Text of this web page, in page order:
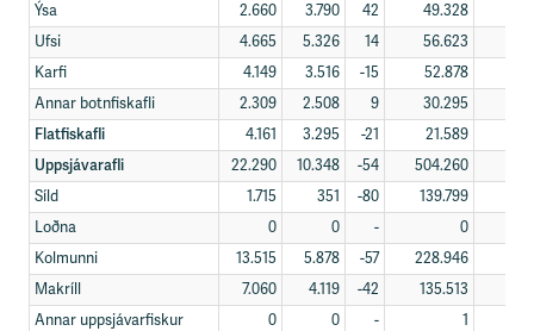
Ýsa
2.660 3.790 42 49.328
Ufsi
4.665 5.326 14 56.623
Karfi
4.149 3.516 -15 52.878
Annar botnfiskafli
2.309 2.508 9 30.295
Flatfiskafli
4.161 3.295 -21 21.589
Uppsjávarafli
22.290 10.348 -54 504.260
Síld
1.715 351 -80 139.799
Loðna
0 0 - 0
Kolmunni
13.515 5.878 -57 228.946
Makríll
7.060 4.119 -42 135.513
Annar uppsjávarfiskur
0 0 -
1